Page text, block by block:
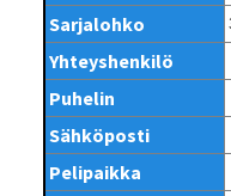
Sarjalohko
Yhteyshenkilö
Puhelin
Sähköposti
Pelipaikka